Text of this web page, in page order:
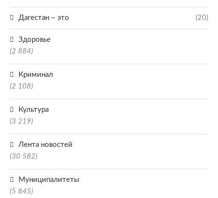
Дагестан – это (20)
Здоровье
(2 884)
Криминал
(2 108)
Культура
(3 219)
Лента новостей
(30 582)
Муниципалитеты
(5 845)